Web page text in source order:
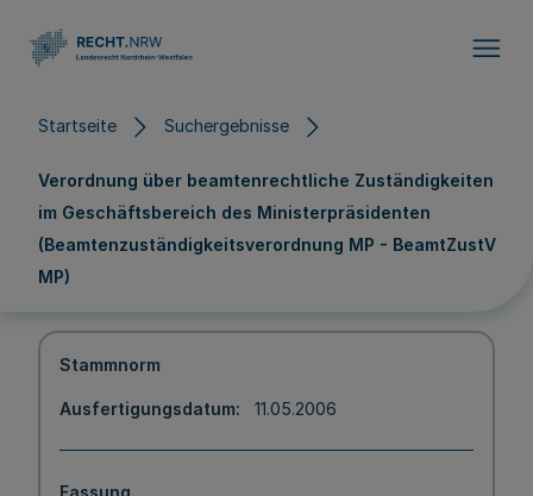
Startseite Suchergebnisse
Verordnung über beamtenrechtliche Zuständigkeiten
im Geschäftsbereich des Ministerpräsidenten
(Beamtenzuständigkeitsverordnung MP - BeamtZustV
MP)
Stammnorm
Ausfertigungsdatum 11.05.2006
Fassung